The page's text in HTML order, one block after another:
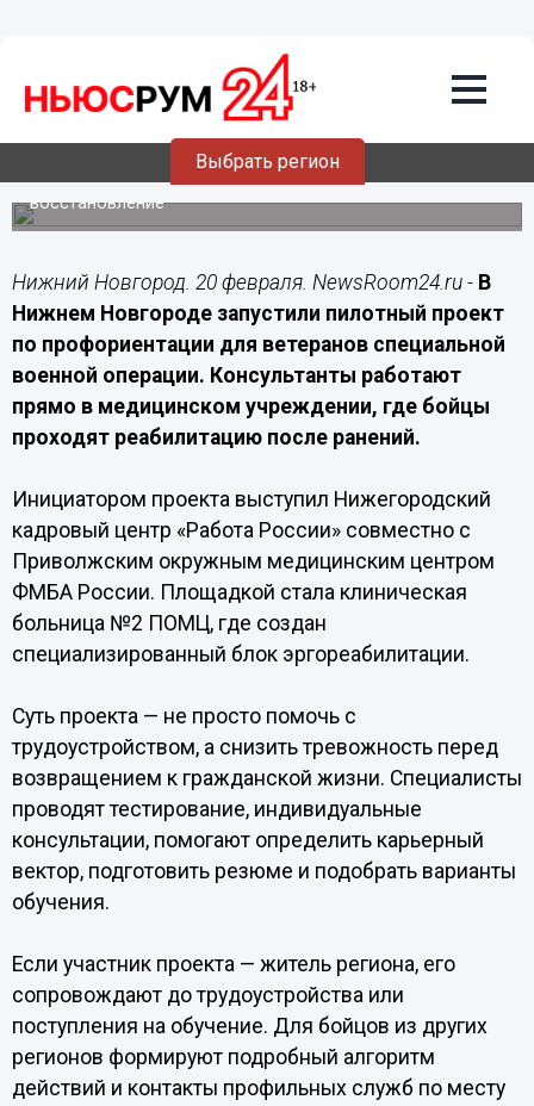
Выбрать регион
В Нижнем Новгороде ветеранам СВО
предложили карьерную реабилитацию
Профориентационный проект стартовал на базе
больницы ПОМЦ для бойцов, проходящих
восстановление
Нижний Новгород. 20 февраля. NewsRoom24.ru - В
Нижнем Новгороде запустили пилотный проект
по профориентации для ветеранов специальной
военной операции. Консультанты работают
прямо в медицинском учреждении, где бойцы
проходят реабилитацию после ранений.
Инициатором проекта выступил Нижегородский
кадровый центр «Работа России» совместно с
Приволжским окружным медицинским центром
ФМБА России. Площадкой стала клиническая
больница №2 ПОМЦ, где создан
специализированный блок эргореабилитации.
Суть проекта — не просто помочь с
трудоустройством, а снизить тревожность перед
возвращением к гражданской жизни. Специалисты
проводят тестирование, индивидуальные
консультации, помогают определить карьерный
вектор, подготовить резюме и подобрать варианты
обучения.
Если участник проекта — житель региона, его
сопровождают до трудоустройства или
поступления на обучение. Для бойцов из других
регионов формируют подробный алгоритм
действий и контакты профильных служб по месту